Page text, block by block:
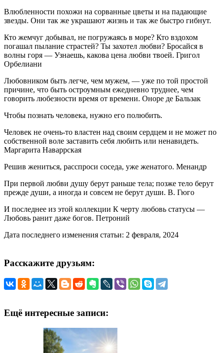
Влюбленности похожи на сорванные цветы и на падающие
звезды. Они так же украшают жизнь и так же быстро гибнут.
Кто жемчуг добывал, не погружаясь в море? Кто вздохом
погашал пылание страстей? Ты захотел любви? Бросайся в
волны горя — Узнаешь, какова цена любви твоей. Григол
Орбелиани
Любовником быть легче, чем мужем, — уже по той простой
причине, что быть остроумным ежедневно труднее, чем
говорить любезности время от времени. Оноре де Бальзак
Чтобы познать человека, нужно его полюбить.
Человек не очень-то властен над своим сердцем и не может по
собственной воле заставить себя любить или ненавидеть.
Маргарита Наваррская
Решив жениться, расспроси соседа, уже женатого. Менандр
При первой любви душу берут раньше тела; позже тело берут
прежде души, а иногда и совсем не берут души. В. Гюго
И последнее из этой коллекции К черту любовь статусы —
Любовь ранит даже богов. Петроний
Дата последнего изменения статьи: 2 февраля, 2024
Расскажите друзьям:
Ещё интересные записи: